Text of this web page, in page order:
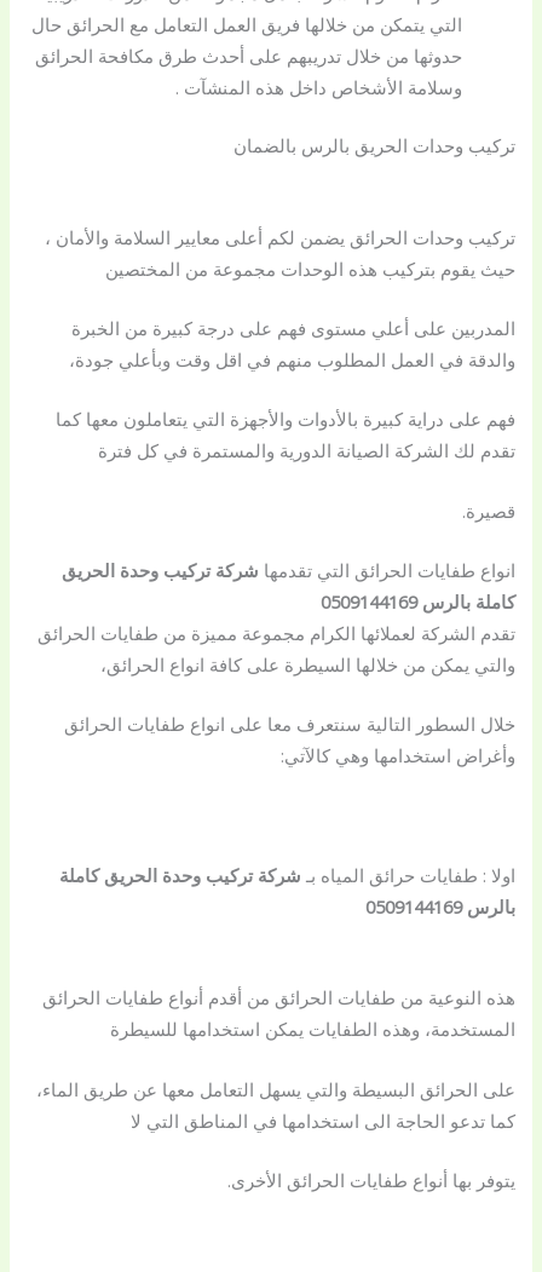
التي يتمكن من خلالها فريق العمل التعامل مع الحرائق حال
حدوثها من خلال تدريبهم على أحدث طرق مكافحة الحرائق
وسلامة الأشخاص داخل هذه المنشآت .
تركيب وحدات الحريق بالرس بالضمان
تركيب وحدات الحرائق يضمن لكم أعلى معايير السلامة والأمان ،
حيث يقوم بتركيب هذه الوحدات مجموعة من المختصين
المدربين على أعلي مستوى فهم على درجة كبيرة من الخبرة
والدقة في العمل المطلوب منهم في اقل وقت وبأعلي جودة،
فهم على دراية كبيرة بالأدوات والأجهزة التي يتعاملون معها كما
تقدم لك الشركة الصيانة الدورية والمستمرة في كل فترة
قصيرة.
انواع طفايات الحرائق التي تقدمها شركة تركيب وحدة الحريق
كاملة بالرس 0509144169
تقدم الشركة لعملائها الكرام مجموعة مميزة من طفايات الحرائق
والتي يمكن من خلالها السيطرة على كافة انواع الحرائق،
خلال السطور التالية سنتعرف معا على انواع طفايات الحرائق
وأغراض استخدامها وهي كالآتي:
اولا : طفايات حرائق المياه بـ شركة تركيب وحدة الحريق كاملة
بالرس 0509144169
هذه النوعية من طفايات الحرائق من أقدم أنواع طفايات الحرائق
المستخدمة، وهذه الطفايات يمكن استخدامها للسيطرة
على الحرائق البسيطة والتي يسهل التعامل معها عن طريق الماء،
كما تدعو الحاجة الى استخدامها في المناطق التي لا
يتوفر بها أنواع طفايات الحرائق الأخرى.